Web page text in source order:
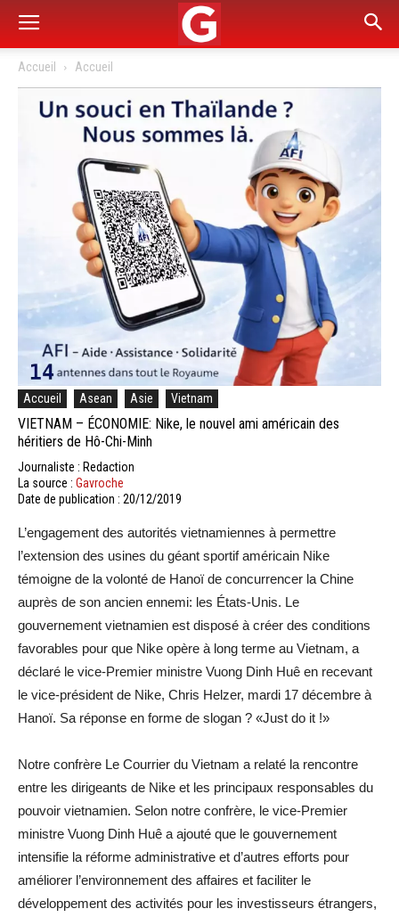
Accueil Accueil
Accueil Asean Asie Vietnam
VIETNAM – ÉCONOMIE: Nike, le nouvel ami américain des
héritiers de Hô-Chi-Minh
Journaliste : Redaction
La source : Gavroche
Date de publication : 20/12/2019
L’engagement des autorités vietnamiennes à permettre
l’extension des usines du géant sportif américain Nike
témoigne de la volonté de Hanoï de concurrencer la Chine
auprès de son ancien ennemi: les États-Unis. Le
gouvernement vietnamien est disposé à créer des conditions
favorables pour que Nike opère à long terme au Vietnam, a
déclaré le vice-Premier ministre Vuong Dinh Huê en recevant
le vice-président de Nike, Chris Helzer, mardi 17 décembre à
Hanoï. Sa réponse en forme de slogan ? «Just do it !»
Notre confrère Le Courrier du Vietnam a relaté la rencontre
entre les dirigeants de Nike et les principaux responsables du
pouvoir vietnamien. Selon notre confrère, le vice-Premier
ministre Vuong Dinh Huê a ajouté que le gouvernement
intensifie la réforme administrative et d’autres efforts pour
améliorer l’environnement des affaires et faciliter le
développement des activités pour les investisseurs étrangers,